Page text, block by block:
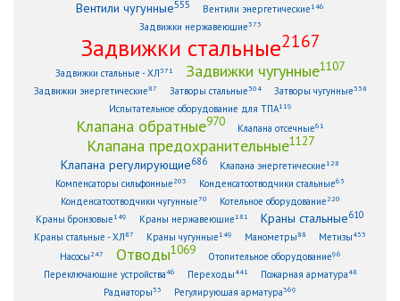
Вентили чугунные555 Вентили энергетические146
Задвижки нержавеющие373
Задвижки стальные2167
Задвижки стальные - ХЛ371 Задвижки чугунные1107
Задвижки энергетические87 Затворы стальные304 Затворы чугунные338
Испытательное оборудование для ТПА119
Клапана обратные970 Клапана отсечные61
Клапана предохранительные1127
Клапана регулирующие686 Клапана энергетические128
Компенсаторы сильфонные 203 Конденсатоотводчики стальные63
Конденсатоотводчики чугунные70 Котельное оборудование 220
Краны бронзовые149 Краны нержавеющие181 Краны стальные610
Краны стальные - ХЛ87 Краны чугунные149 Манометры88 Метизы433
Насосы 247 Отводы1069 Отопительное оборудование96
Переключающие устройства46 Переходы441 Пожарная арматура48
Радиаторы33 Регулирующая арматура369